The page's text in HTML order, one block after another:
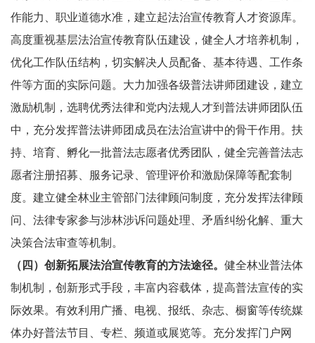
作能力、职业道德水准，建立起法治宣传教育人才资源库。
高度重视基层法治宣传教育队伍建设，健全人才培养机制，
优化工作队伍结构，切实解决人员配备、基本待遇、工作条
件等方面的实际问题。大力加强各级普法讲师团建设，建立
激励机制，选聘优秀法律和党内法规人才到普法讲师团队伍
中，充分发挥普法讲师团成员在法治宣讲中的骨干作用。扶
持、培育、孵化一批普法志愿者优秀团队，健全完善普法志
愿者注册招募、服务记录、管理评价和激励保障等配套制
度。建立健全林业主管部门法律顾问制度，充分发挥法律顾
问、法律专家参与涉林涉诉问题处理、矛盾纠纷化解、重大
决策合法审查等机制。
（四）创新拓展法治宣传教育的方法途径。 健全林业普法体
制机制，创新形式手段，丰富内容载体，提高普法宣传的实
际效果。有效利用广播、电视、报纸、杂志、橱窗等传统媒
体办好普法节目、专栏、频道或展览等。充分发挥门户网